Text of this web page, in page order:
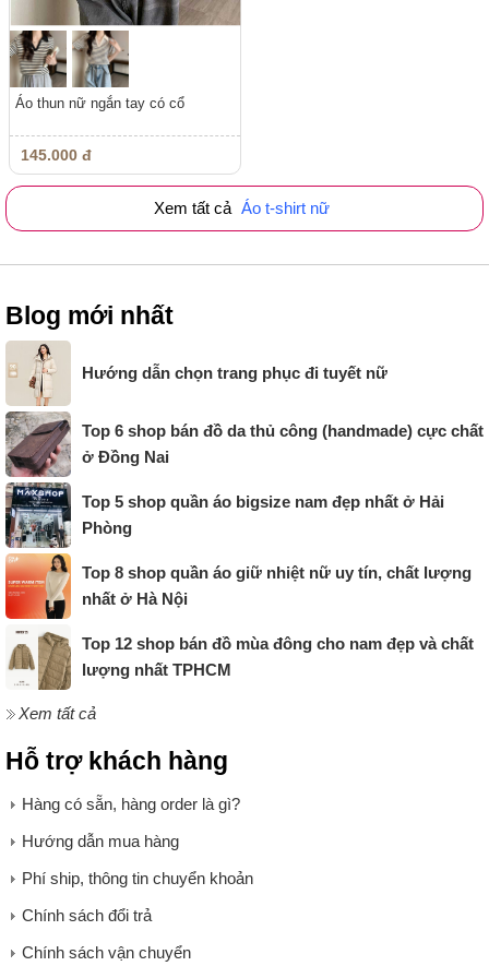
Áo thun nữ ngắn tay có cổ
145.000 đ
Xem tất cả Áo t-shirt nữ
Blog mới nhất
Hướng dẫn chọn trang phục đi tuyết nữ
Top 6 shop bán đồ da thủ công (handmade) cực chất
ở Đồng Nai
Top 5 shop quần áo bigsize nam đẹp nhất ở Hải
Phòng
Top 8 shop quần áo giữ nhiệt nữ uy tín, chất lượng
nhất ở Hà Nội
Top 12 shop bán đồ mùa đông cho nam đẹp và chất
lượng nhất TPHCM
Xem tất cả
Hỗ trợ khách hàng
Hàng có sẵn, hàng order là gì?
Hướng dẫn mua hàng
Phí ship, thông tin chuyển khoản
Chính sách đổi trả
Chính sách vận chuyển